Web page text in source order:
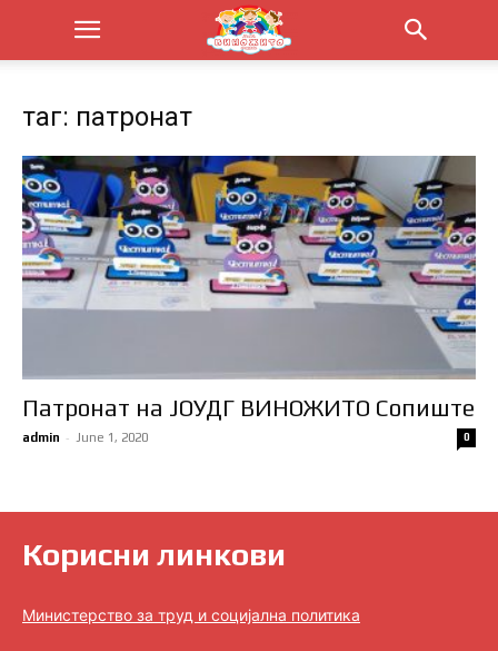
таг: патронат
Патронат на ЈОУДГ ВИНОЖИТО Сопиште
admin - June 1, 2020 0
Корисни линкови
Министерство за труд и социјална политика